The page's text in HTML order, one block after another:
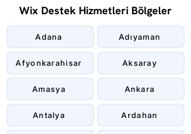
Wix Destek Hizmetleri Bölgeler
Adana
Afyonkarahisar
Amasya
Antalya
Adıyaman
Aksaray
Ankara
Ardahan